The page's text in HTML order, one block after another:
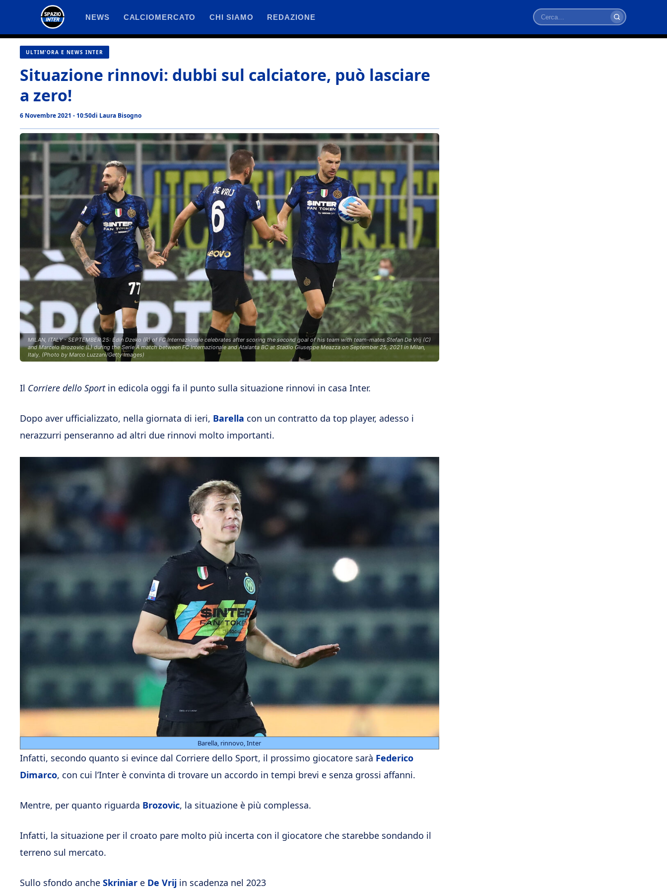
contenuto
NEWS CALCIOMERCATO CHI SIAMO REDAZIONE
Cerca
ULTIM'ORA E NEWS INTER
Situazione rinnovi: dubbi sul calciatore, può lasciare
a zero!
6 Novembre 2021 - 10:50di Laura Bisogno
MILAN, ITALY - SEPTEMBER 25: Edin Dzeko (R) of FC Internazionale celebrates after scoring the second goal of his team with team-mates Stefan De Vrij (C)
and Marcelo Brozovic (L) during the Serie A match between FC Internazionale and Atalanta BC at Stadio Giuseppe Meazza on September 25, 2021 in Milan,
Italy. (Photo by Marco Luzzani/Getty Images)
Il Corriere dello Sportin edicola oggi fa il punto sulla situazione rinnovi in casa Inter.
Dopo aver ufficializzato, nella giornata di ieri, Barella con un contratto da top player, adesso i
nerazzurri penseranno ad altri due rinnovi molto importanti.
Barella, rinnovo, Inter
Infatti, secondo quanto si evince dal Corriere dello Sport, il prossimo giocatore sarà Federico
Dimarco, con cui l’Inter è convinta di trovare un accordo in tempi brevi e senza grossi affanni.
Mentre, per quanto riguarda Brozovic, la situazione è più complessa.
Infatti, la situazione per il croato pare molto più incerta con il giocatore che starebbe sondando il
terreno sul mercato.
Sullo sfondo anche Skriniar e De Vrij in scadenza nel 2023